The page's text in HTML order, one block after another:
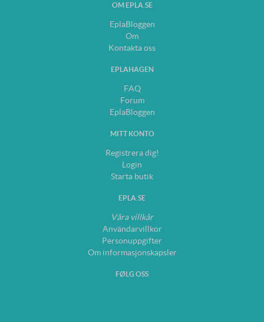
OM EPLA.SE
EplaBloggen
Om
Kontakta oss
EPLAHAGEN
FAQ
Forum
EplaBloggen
MITT KONTO
Registrera dig!
Login
Starta butik
EPLA.SE
Våra villkår
Användarvillkor
Personuppgifter
Om informasjonskapsler
FØLG OSS